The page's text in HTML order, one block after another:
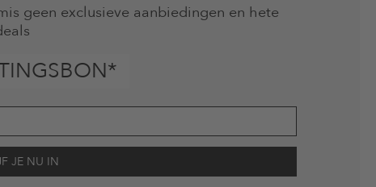
geen exclusieve aanbiedingen en hete